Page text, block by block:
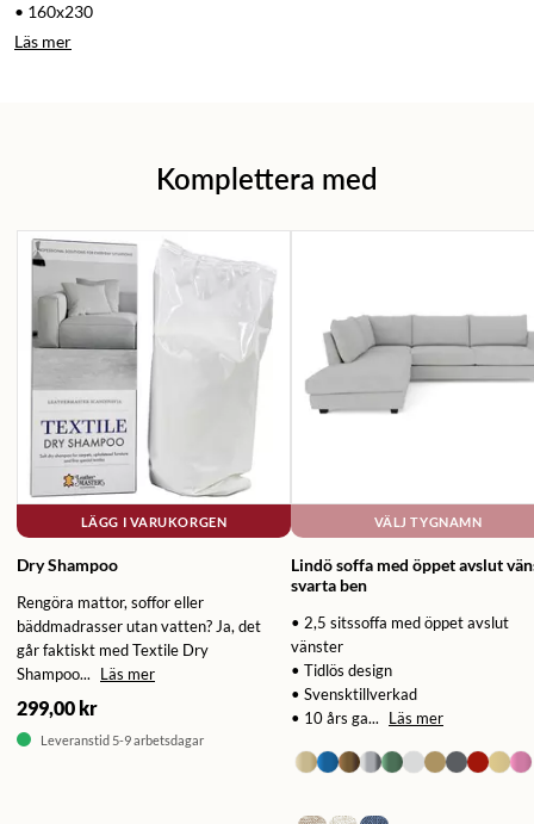
• 160x230
Läs mer
Komplettera med
LÄGG I VARUKORGEN
Dry Shampoo
Rengöra mattor, soffor eller
bäddmadrasser utan vatten? Ja, det
går faktiskt med Textile Dry
Shampoo...
Läs mer
299,00 kr
Leveranstid 5-9 arbetsdagar
VÄLJ TYGNAMN
Lindö soffa med öppet avslut
svarta ben
• 2,5 sitssoffa med öppet avslut
vänster
• Tidlös design
• Svensktillverkad
• 10 års ga...
Läs mer